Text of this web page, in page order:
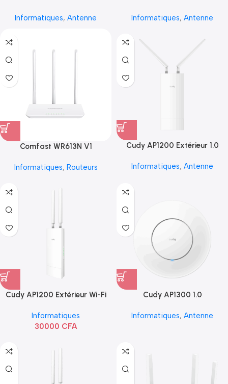
Informatiques, Antenne Informatiques, Antenne
Comfast WR613N V1
Informatiques, Routeurs
Cudy AP1200 Extérieur 1.0
Informatiques, Antenne
Cudy AP1200 Extérieur Wi-Fi
Informatiques
30000 CFA
Cudy AP1300 1.0
Informatiques, Antenne